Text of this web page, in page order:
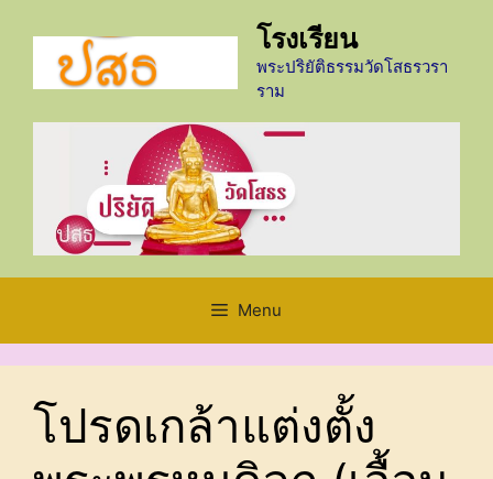
content
โรงเรียน
พระปริยัติธรรมวัดโสธรวรา
ราม
Menu
โปรดเกล้าแต่งตั้ง